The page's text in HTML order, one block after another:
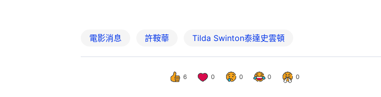
電影消息 許鞍華 Tilda Swinton泰達史雲頓
6 0 0 0 0